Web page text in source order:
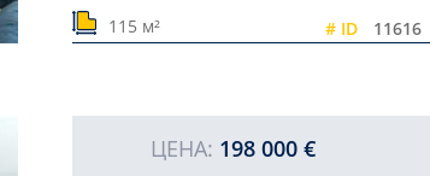
115 м²
# ID 11616
ЦЕНА: 198 000 €